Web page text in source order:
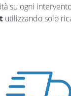
su ogni
utilizzando solo